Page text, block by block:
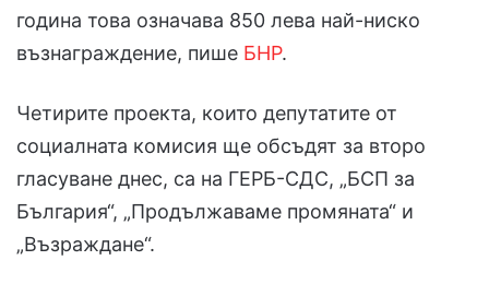
година това означава 850 лева най-ниско
възнаграждение, пише БНР.
Четирите проекта, които депутатите от
социалната комисия ще обсъдят за второ
гласуване днес, са на ГЕРБ-СДС, „БСП за
България“, „Продължаваме промяната“ и
„Възраждане“.